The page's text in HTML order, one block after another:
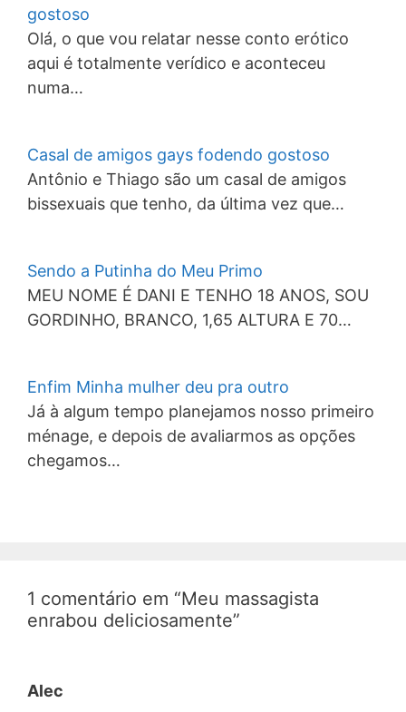
gostoso
Olá, o que vou relatar nesse conto erótico
aqui é totalmente verídico e aconteceu
numa…
Casal de amigos gays fodendo gostoso
Antônio e Thiago são um casal de amigos
bissexuais que tenho, da última vez que…
Sendo a Putinha do Meu Primo
MEU NOME É DANI E TENHO 18 ANOS, SOU
GORDINHO, BRANCO, 1,65 ALTURA E 70…
Enfim Minha mulher deu pra outro
Já à algum tempo planejamos nosso primeiro
ménage, e depois de avaliarmos as opções
chegamos…
1 comentário em “Meu massagista
enrabou deliciosamente”
Alec